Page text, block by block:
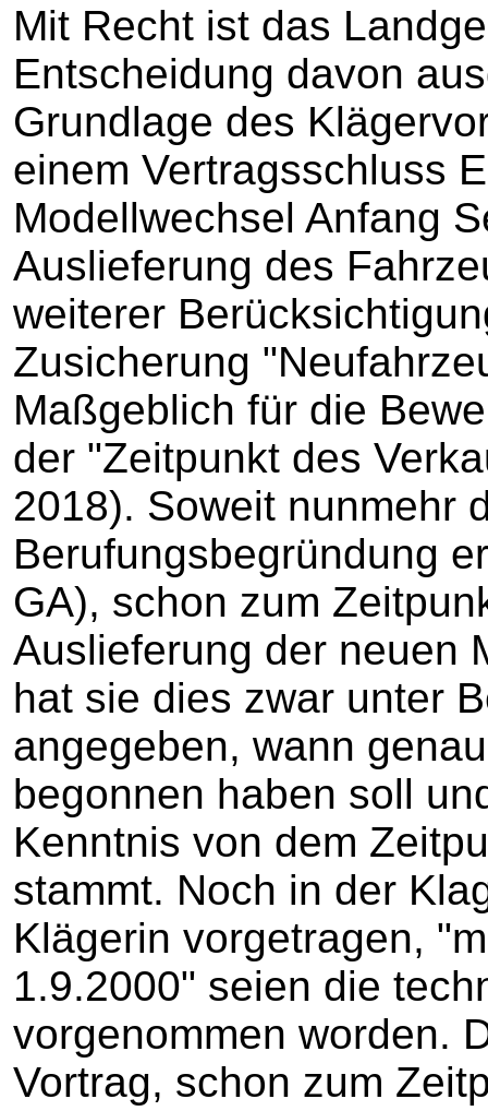
Mit Recht ist das
Entscheidung davon
Grundlage des
einem Vertragsschluss
Modellwechsel Anfang
Auslieferung des
weiterer
Zusicherung
Maßgeblich für die
der "Zeitpunkt des
2018). Soweit nunmehr
Berufungsbegründung
GA), schon zum
Auslieferung der neuen
hat sie dies zwar unter
angegeben, wann
begonnen haben soll
Kenntnis von dem
stammt. Noch in der
Klägerin vorgetragen,
1.9.2000" seien die
vorgenommen worden.
Vortrag, schon zum